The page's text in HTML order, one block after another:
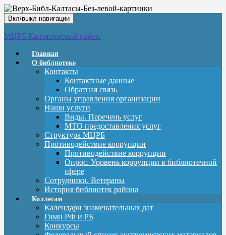
Вкл/выкл навигации
МЦРБ Калтасинский район
Главная
О библиотеке
Контакты
Контактные данные
Обратная связь
Органы управления организации
Наши услуги
Виды. Перечень услуг
МТО предоставления услуг
Структура МЦРБ
Противодействие коррупции
Противодействие коррупции
Опрос. Уровень коррупции в библиотечной
сфере
Сотрудники. Ветераны
История библиотек района
Коллегам
Календари знаменательных дат
Гимн РФ и РБ
Конкурсы